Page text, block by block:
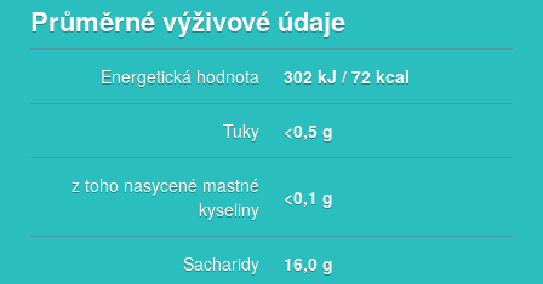
Průměrné výživové údaje
Energetická hodnota 302 kJ / 72 kcal
Tuky <0,5 g
z toho nasycené mastné
kyseliny
<0,1 g
Sacharidy 16,0 g